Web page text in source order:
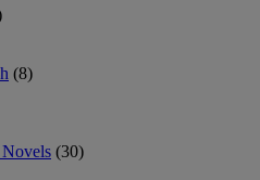
(8)
(30)